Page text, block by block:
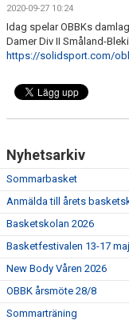
KONTAKT
KALENDER
MATCHER
MEDLEMSSKAP
HJÄLPFOND
STYRELSEN
SCHYSST IDROTT LF
2020-09-27 10:24
Idag spelar OBBKs
Damer Div II Småland-
https://solidsport.com/
Nyhetsarkiv
Sommarbasket
Anmälda till årets
Basketskolan 2026
Basketfestivalen 13-17
New Body Våren 2026
OBBK årsmöte 28/8
Sommarträning